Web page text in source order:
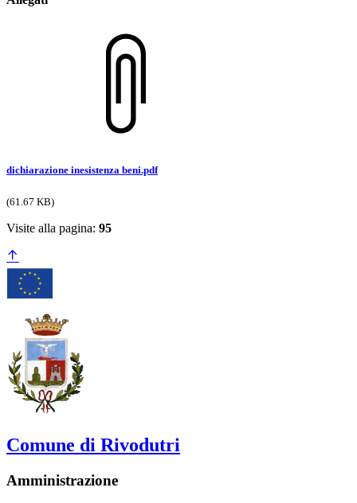
dichiarazione inesistenza beni.pdf
(61.67 KB)
Visite alla pagina: 95
Comune di Rivodutri
Amministrazione